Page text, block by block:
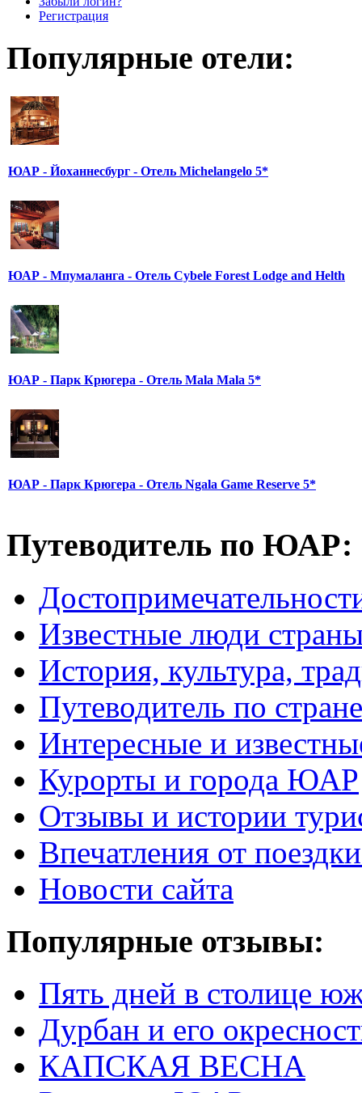
Регистрация
Популярные отели:
ЮАР - Йоханнесбург - Отель Michelangelo 5*
ЮАР - Мпумаланга - Отель Cybele Forest Lodge and Helth
ЮАР - Парк Крюгера - Отель Mala Mala 5*
ЮАР - Парк Крюгера - Отель Ngala Game Reserve 5*
Путеводитель по ЮАР:
Известные люди
История, культура,
Путеводитель по стране
Интересные и
Курорты и города ЮАР
Отзывы и истории
Впечатления от
Новости сайта
Популярные отзывы:
Пять дней в столице
Дурбан и его
КАПСКАЯ ВЕСНА